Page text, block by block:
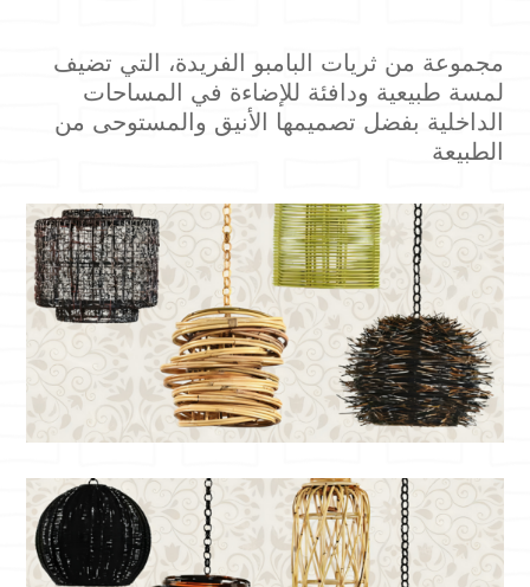
مجموعة من ثريات البامبو الفريدة، التي تضيف
لمسة طبيعية ودافئة للإضاءة في المساحات
الداخلية بفضل تصميمها الأنيق والمستوحى من
الطبيعة